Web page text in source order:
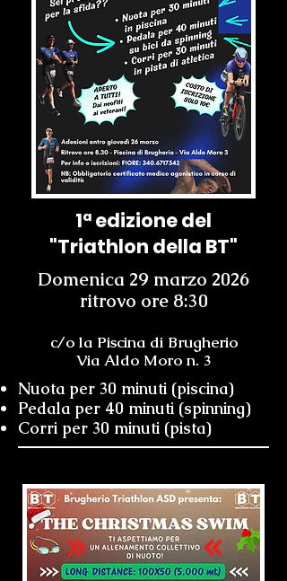
1ª edizione del
"Triathlon della BT"
Domenica 29 marzo 2026
ritrovo ore 8:30
c/o la Piscina di Brugherio
Via Aldo Moro n. 3
Nuota per 30 minuti (piscina)
Pedala per 40 minuti (spinning)
Corri per 30 minuti (pista)